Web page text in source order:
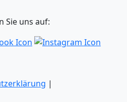
Sie uns auf:
|